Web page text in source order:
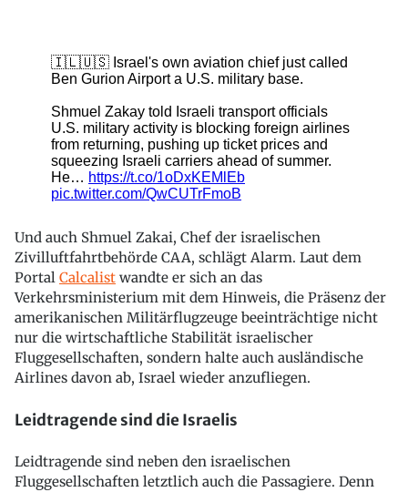
Und auch Shmuel Zakai, Chef der israelischen
Zivilluftfahrtbehörde CAA, schlägt Alarm. Laut dem
Portal Calcalist wandte er sich an das
Verkehrsministerium mit dem Hinweis, die Präsenz der
amerikanischen Militärflugzeuge beeinträchtige nicht
nur die wirtschaftliche Stabilität israelischer
Fluggesellschaften, sondern halte auch ausländische
Airlines davon ab, Israel wieder anzufliegen.
Leidtragende sind die Israelis
Leidtragende sind neben den israelischen
Fluggesellschaften letztlich auch die Passagiere. Denn